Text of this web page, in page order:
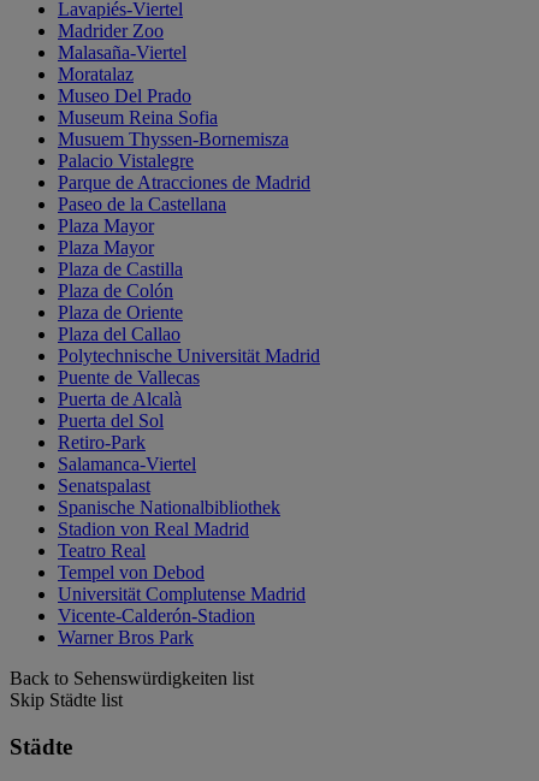
Lavapiés-Viertel
Madrider Zoo
Malasaña-Viertel
Moratalaz
Museo Del Prado
Museum Reina Sofia
Musuem Thyssen-Bornemisza
Palacio Vistalegre
Parque de Atracciones de Madrid
Paseo de la Castellana
Plaza Mayor
Plaza Mayor
Plaza de Castilla
Plaza de Colón
Plaza de Oriente
Plaza del Callao
Polytechnische Universität Madrid
Puente de Vallecas
Puerta de Alcalà
Puerta del Sol
Retiro-Park
Salamanca-Viertel
Senatspalast
Spanische Nationalbibliothek
Stadion von Real Madrid
Teatro Real
Tempel von Debod
Universität Complutense Madrid
Vicente-Calderón-Stadion
Warner Bros Park
Back to Sehenswürdigkeiten list
Skip Städte list
Städte